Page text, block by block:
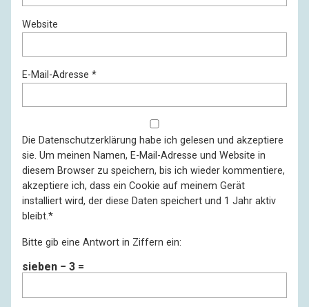
Website
E-Mail-Adresse *
Die Datenschutzerklärung habe ich gelesen und akzeptiere
sie. Um meinen Namen, E-Mail-Adresse und Website in
diesem Browser zu speichern, bis ich wieder kommentiere,
akzeptiere ich, dass ein Cookie auf meinem Gerät
installiert wird, der diese Daten speichert und 1 Jahr aktiv
bleibt.*
Bitte gib eine Antwort in Ziffern ein:
sieben − 3 =